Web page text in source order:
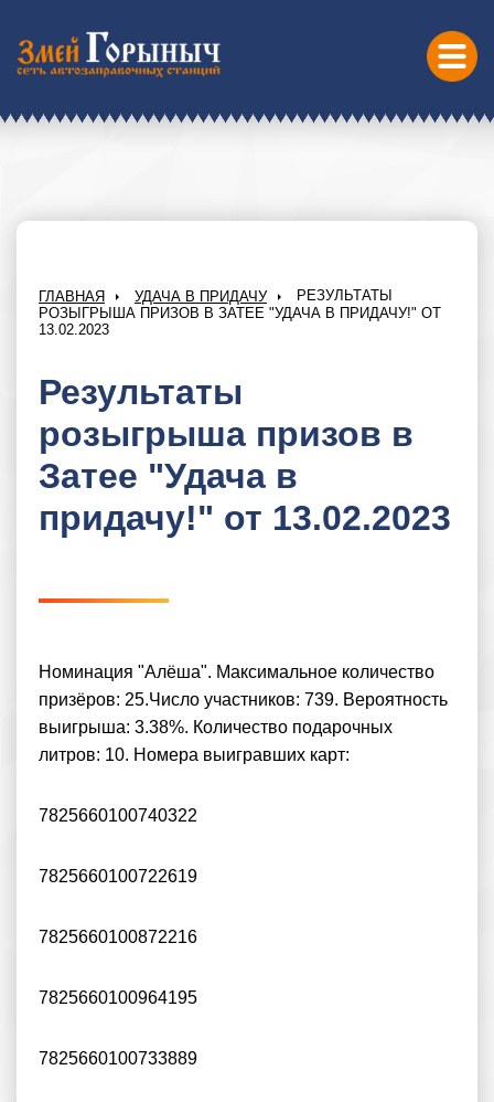
ГЛАВНАЯ УДАЧА В ПРИДАЧУ
РЕЗУЛЬТАТЫ
РОЗЫГРЫША ПРИЗОВ В ЗАТЕЕ "УДАЧА В ПРИДАЧУ!" ОТ
13.02.2023
Результаты
розыгрыша призов в
Затее "Удача в
придачу!" от 13.02.2023
Номинация "Алёша". Максимальное количество
призёров: 25.Число участников: 739. Вероятность
выигрыша: 3.38%. Количество подарочных
литров: 10. Номера выигравших карт:
7825660100740322
7825660100722619
7825660100872216
7825660100964195
7825660100733889